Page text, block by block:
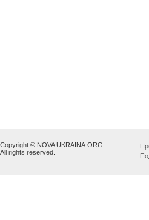
Copyright © NOVA UKRAINA.ORG
All rights reserved.